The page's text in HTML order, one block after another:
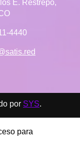
E. Restrepo,
4440
por SYS.
para